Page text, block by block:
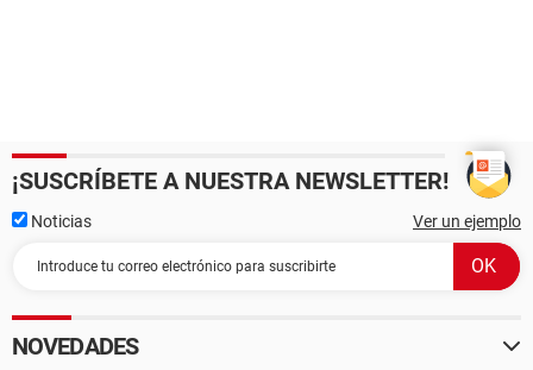
¡SUSCRÍBETE A NUESTRA NEWSLETTER!
Noticias Ver un ejemplo
NOVEDADES